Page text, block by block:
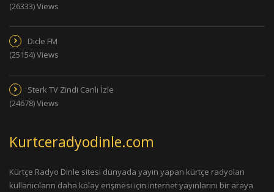
(26333) Views
Dicle FM
(25154) Views
Sterk TV Zindi Canlı İzle
(24678) Views
Kurtceradyodinle.com
Kürtçe Radyo Dinle sitesi dünyada yayın yapan kürtçe radyoları
kullanıcıların daha kolay erişmesi için internet yayınlarını bir araya